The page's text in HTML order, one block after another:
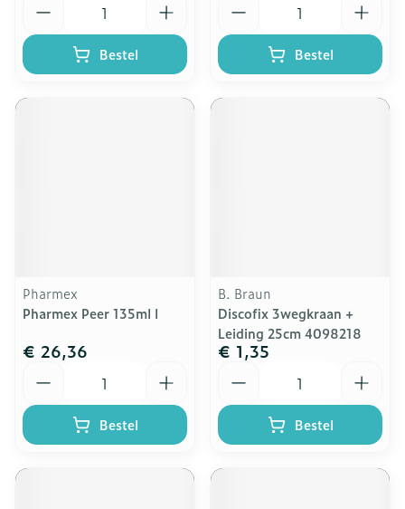
Bestel Bestel
Pharmex
Pharmex Peer 135ml l
€ 26,36
Bestel
B. Braun
Discofix 3wegkraan +
Leiding 25cm 4098218
€ 1,35
Bestel